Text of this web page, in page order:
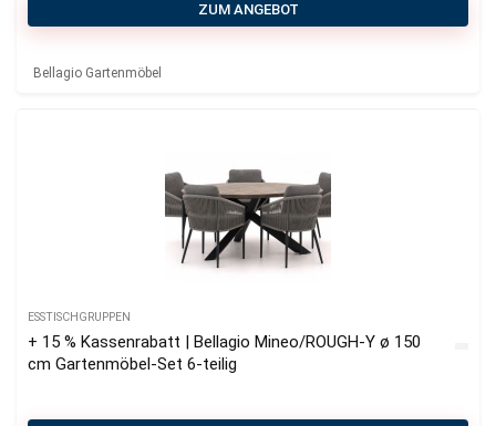
ZUM ANGEBOT
Bellagio Gartenmöbel
ESSTISCHGRUPPEN
+ 15 % Kassenrabatt | Bellagio Mineo/ROUGH-Y ø 150
cm Gartenmöbel-Set 6-teilig